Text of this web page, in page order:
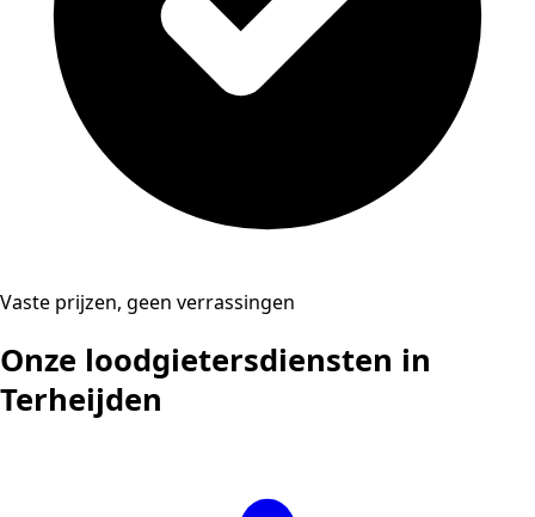
Vaste prijzen, geen verrassingen
Onze loodgietersdiensten in
Terheijden